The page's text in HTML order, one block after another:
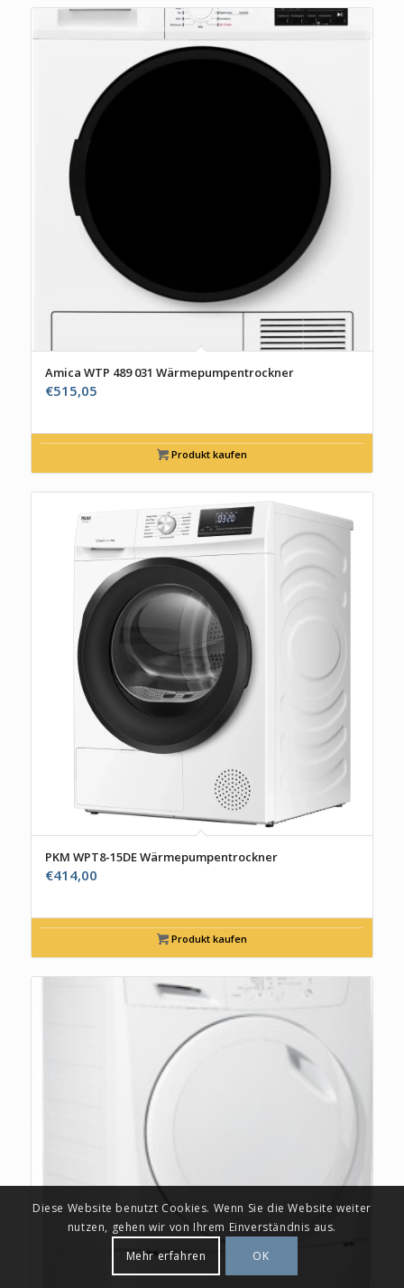
Amica WTP 489 031 Wärmepumpentrockner
€515,05
Produkt kaufen
PKM WPT8-15DE Wärmepumpentrockner
€414,00
Produkt kaufen
Diese Website benutzt Cookies. Wenn Sie die Website weiter
nutzen, gehen wir von Ihrem Einverständnis aus.
Mehr erfahren
OK